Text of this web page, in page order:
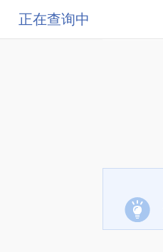
正在查询中